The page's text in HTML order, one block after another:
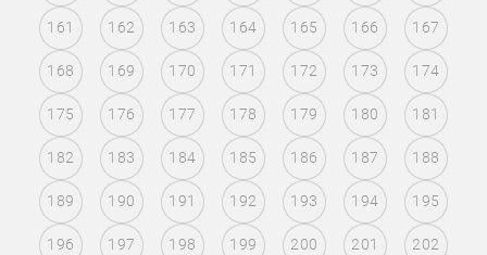
161 162 163 164 165 166 167
168 169 170 171 172 173 174
175 176 177 178 179 180 181
182 183 184 185 186 187 188
189 190 191 192 193 194 195
196 197 198 199 200 201 202